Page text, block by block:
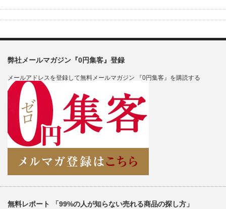
弊社メールマガジン『0円集客』登録
メールアドレスを登録して無料メールマガジン 『0円集客』を購読する
無料レポート 「99%の人が知らない売れる商品の探し方」